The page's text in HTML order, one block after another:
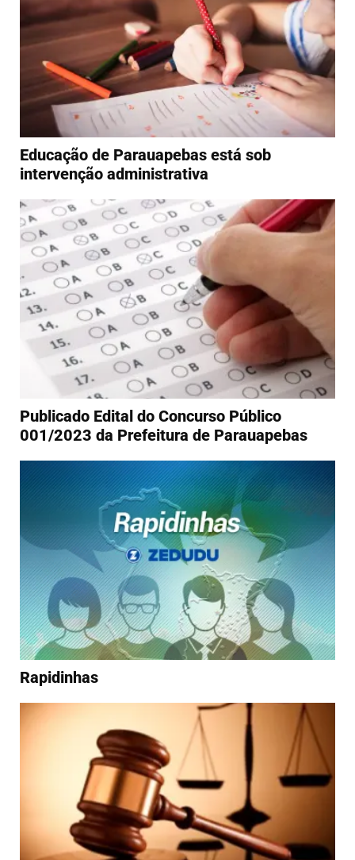
Educação de Parauapebas está sob
intervenção administrativa
Publicado Edital do Concurso Público
001/2023 da Prefeitura de Parauapebas
Rapidinhas